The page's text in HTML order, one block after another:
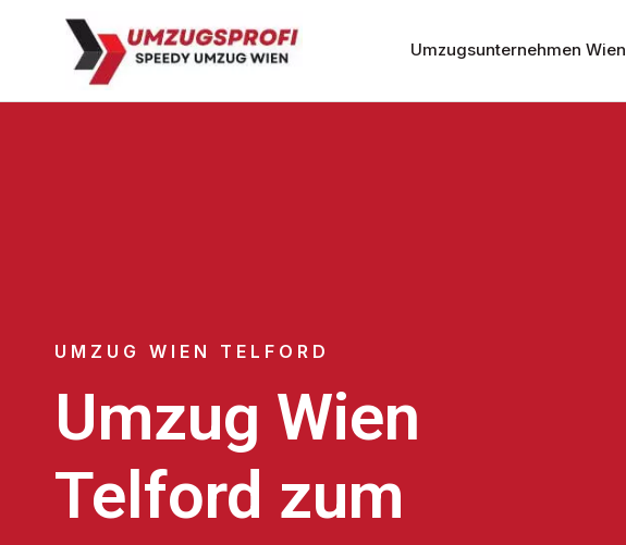
Umzugsunternehmen Wien
UMZUG WIEN TELFORD
Umzug Wien
Telford zum